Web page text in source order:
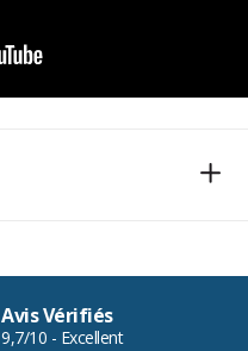
Avis Vérifiés
9,7/10 - Excellent